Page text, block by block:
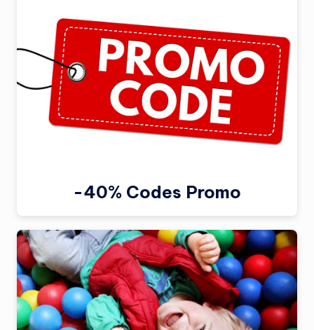
-40% Codes Promo